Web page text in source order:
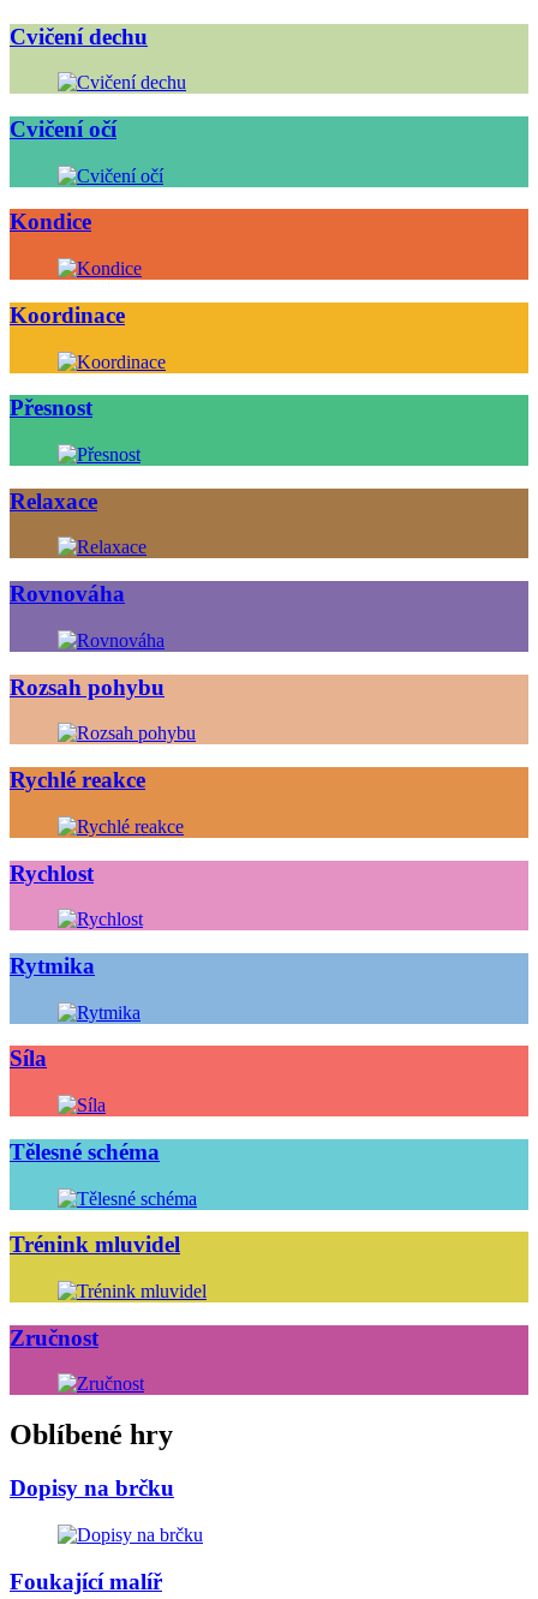
Cvičení dechu
Cvičení očí
Kondice
Koordinace
Přesnost
Relaxace
Rovnováha
Rozsah pohybu
Rychlé reakce
Rychlost
Rytmika
Síla
Tělesné schéma
Trénink mluvidel
Zručnost
Oblíbené hry
Dopisy na brčku
Foukající malíř